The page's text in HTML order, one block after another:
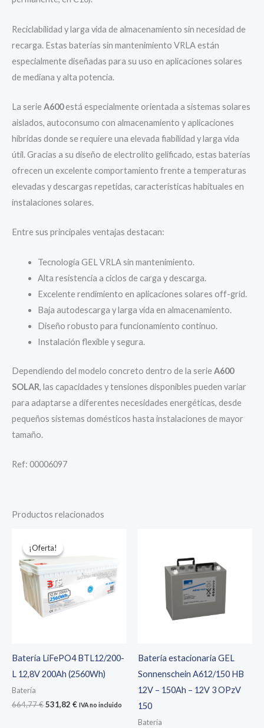
Reciclabilidad y larga vida de almacenamiento sin necesidad de
recarga. Estas baterías sin mantenimiento VRLA están
especialmente diseñadas para su uso en aplicaciones solares
de mediana y alta potencia.
La serieA600está especialmente orientada a sistemas solares
aislados, autoconsumo con almacenamiento y aplicaciones
híbridas donde se requiere una elevada fiabilidad y larga vida
útil. Gracias a su diseño de electrolito gelificado, estas baterías
ofrecen un excelente comportamiento frente a temperaturas
elevadas y descargas repetidas, características habituales en
instalaciones solares.
Entre sus principales ventajas destacan:
Tecnología GEL VRLA sin mantenimiento.
Alta resistencia a ciclos de carga y descarga.
Excelente rendimiento en aplicaciones solares off-grid.
Baja autodescarga y larga vida en almacenamiento.
Diseño robusto para funcionamiento continuo.
Instalación flexible y segura.
Dependiendo del modelo concreto dentro de la serieA600
SOLAR, las capacidades y tensiones disponibles pueden variar
para adaptarse a diferentes necesidades energéticas, desde
pequeños sistemas domésticos hasta instalaciones de mayor
tamaño.
Ref: 00006097
Productos relacionados
¡Oferta!
¡Oferta!
Batería LiFePO4 BTL12/200-
L 12,8V 200Ah (2560Wh)
Batería
664,77€ El
531,82 €ElIVA no incluido
Batería estacionaria GEL
Sonnenschein A612/150 HB
12V – 150Ah – 12V 3 OPzV
150
Batería